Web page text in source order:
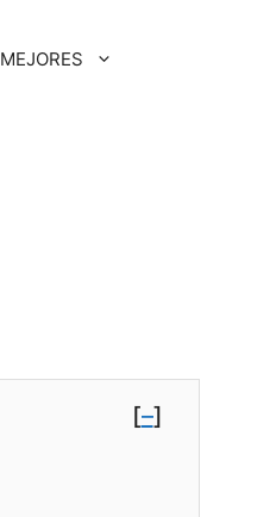
MEJORES
[–]